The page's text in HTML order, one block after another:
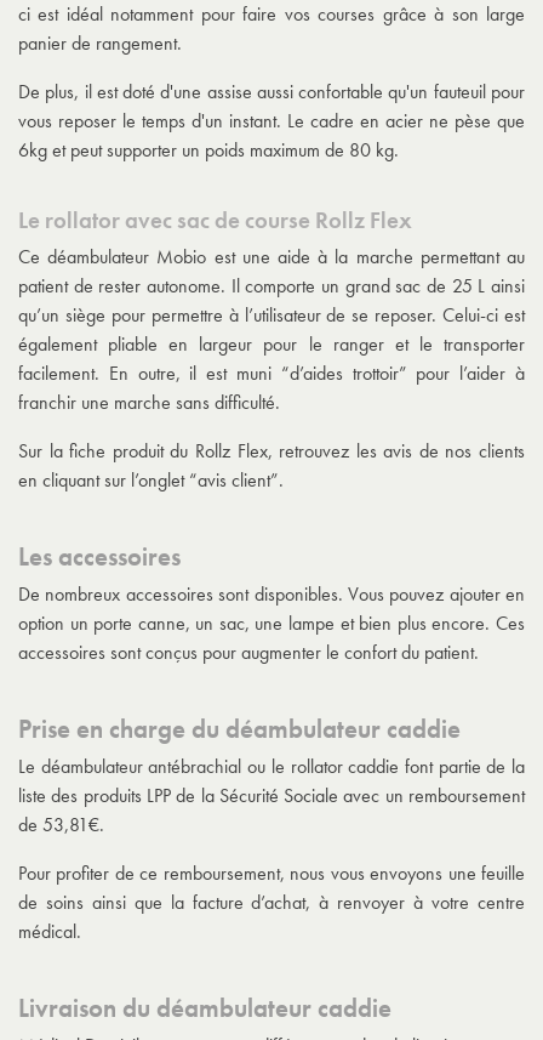
ci est idéal notamment pour faire vos courses grâce à son large
panier de rangement.
De plus, il est doté d'une assise aussi confortable qu'un fauteuil pour
vous reposer le temps d'un instant. Le cadre en acier ne pèse que
6kg et peut supporter un poids maximum de 80 kg.
Le rollator avec sac de course Rollz Flex
Cedéambulateur Mobio est une aide à la marche permettant au
patient de rester autonome. Il comporte un grand sac de 25 L ainsi
qu’un siège pour permettre à l’utilisateur de se reposer. Celui-ci est
également pliable en largeur pour le ranger et le transporter
facilement. En outre, il est muni “d’aides trottoir” pour l’aider à
franchir une marche sans difficulté.
Sur la fiche produit du Rollz Flex, retrouvez les avis de nos clients
en cliquant sur l’onglet “avis client”.
Les accessoires
De nombreux accessoires sont disponibles. Vous pouvez ajouter en
option un porte canne, un sac, une lampe et bien plus encore. Ces
accessoires sont conçus pour augmenter le confort du patient.
Prise en charge du déambulateur caddie
Le déambulateur antébrachial ou le rollator caddie font partie de la
liste des produits LPP de la Sécurité Sociale avec un remboursement
de 53,81€.
Pour profiter de ce remboursement, nous vous envoyons une feuille
de soins ainsi que la facture d’achat, à renvoyer à votre centre
médical.
Livraison du déambulateur caddie